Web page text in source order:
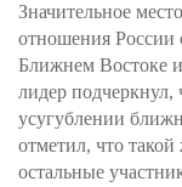
Значительное
отношения России
Ближнем Востоке
лидер подчеркнул,
усугублении
отметил, что
остальные